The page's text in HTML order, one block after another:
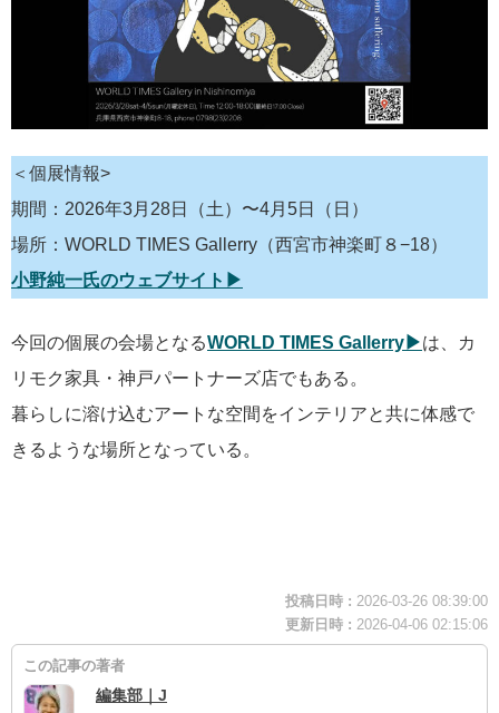
＜個展情報>
期間：2026年3月28日（土）〜4月5日（日）
場所：WORLD TIMES Gallerry（西宮市神楽町８−18）
小野純一氏のウェブサイト▶︎
今回の個展の会場となるWORLD TIMES Gallerry▶︎は、カ
リモク家具・神戸パートナーズ店でもある。
暮らしに溶け込むアートな空間をインテリ​アと共に​体感で
きるような場所となっている。
投稿日時 : 2026-03-26 08:39:00
更新日時 : 2026-04-06 02:15:06
この記事の著者
編集部｜J